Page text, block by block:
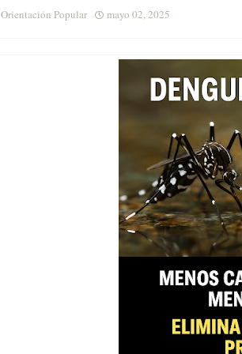
Orientación Popular mayo 02, 2025